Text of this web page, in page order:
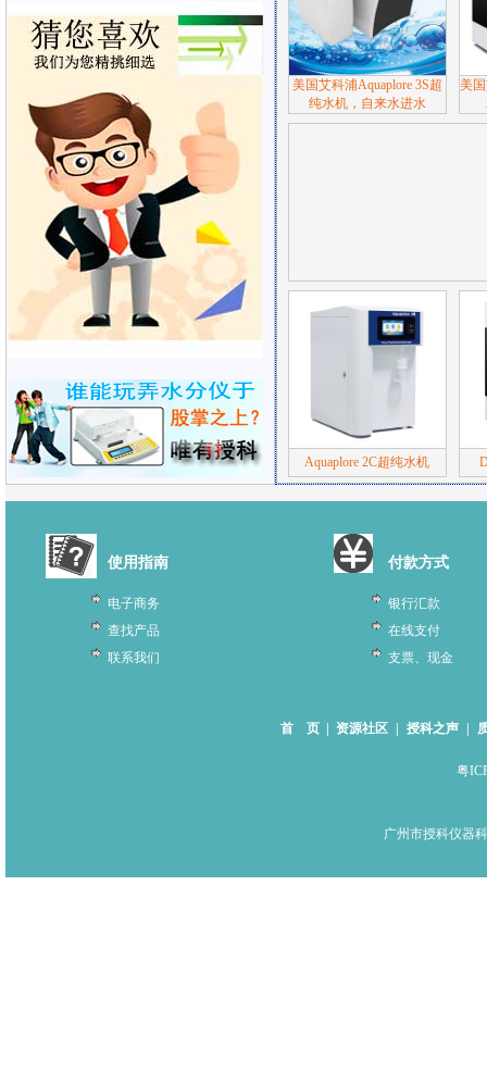
美国艾科浦Aquaplore 3S超
纯水机，自来水进水
美
Aquaplore 2C超纯水机
使用指南
电子商务
查找产品
联系我们
付款方式
银行汇款
在线支付
支票、现金
首 页 资源社区 授科之声
粤
广州市授科仪器